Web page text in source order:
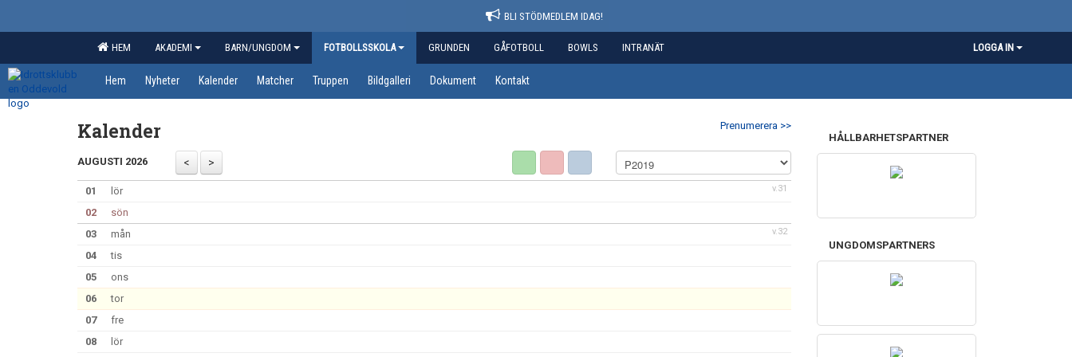
BLI STÖDMEDLEM IDAG!
HEM AKADEMI BARN/UNGDOM FOTBOLLSSKOLA GRUNDEN GÅFOTBOLL BOWLS INTRANÄT LOGGA IN
Hem Nyheter Kalender Matcher Truppen Bildgalleri Dokument Kontakt
Prenumerera >>
Kalender
AUGUSTI 2026
v.31
01
lör
02
sön
v.32
03
mån
04
tis
05
ons
06
tor
07
fre
08
lör
HÅLLBARHETSPARTNER
UNGDOMSPARTNERS